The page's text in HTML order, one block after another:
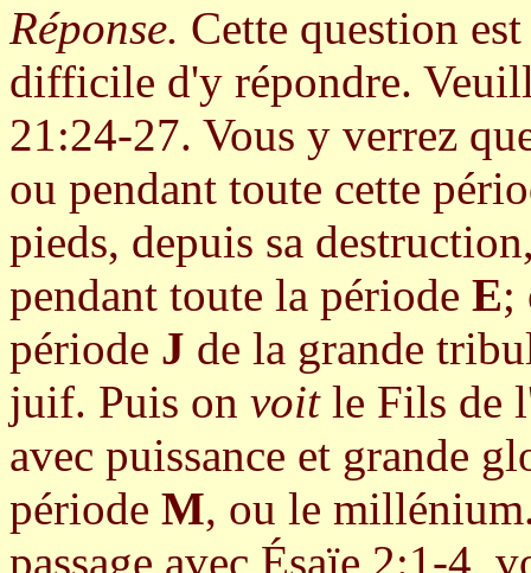
Réponse. Cette question
difficile d'y répondre.
21:24-27. Vous y verrez
ou pendant toute cette
pieds, depuis sa
pendant toute la période E;
période J de la grande
juif. Puis on voit le Fils de
avec puissance et grande
période M, ou le
passage avec Ésaïe 2:1-4,